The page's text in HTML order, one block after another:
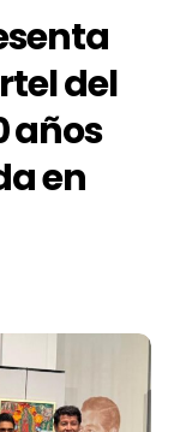
del
años
en